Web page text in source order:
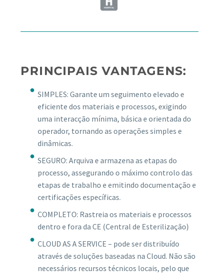
PRINCIPAIS VANTAGENS:
SIMPLES: Garante um seguimento elevado e
eficiente dos materiais e processos, exigindo
uma interacção mínima, básica e orientada do
operador, tornando as operações simples e
dinâmicas.
SEGURO: Arquiva e armazena as etapas do
processo, assegurando o máximo controlo das
etapas de trabalho e emitindo documentação e
certificações específicas.
COMPLETO: Rastreia os materiais e processos
dentro e fora da CE (Central de Esterilização)
CLOUD AS A SERVICE – pode ser distribuído
através de soluções baseadas na Cloud. Não são
necessários recursos técnicos locais, pelo que